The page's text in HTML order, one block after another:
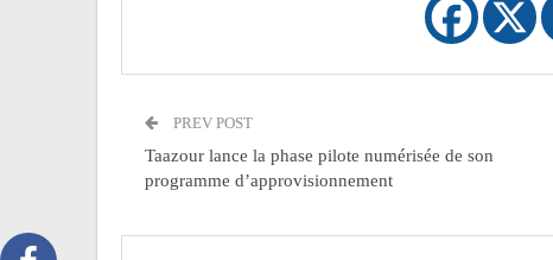
PREV POST
Taazour lance la phase pilote numérisée de son
programme d’approvisionnement